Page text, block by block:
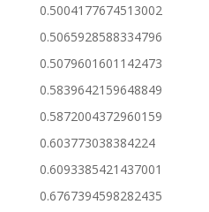
0.5004177674513002
0.5065928588334796
0.5079601601142473
0.5839642159648849
0.5872004372960159
0.603773038384224
0.6093385421437001
0.6767394598282435